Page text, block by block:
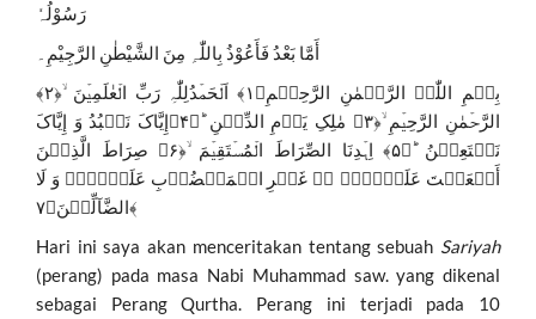
رَسُوْلُہٗ
أَمَّا بَعْدُ فَأَعُوْذُ بِاللّٰہِ مِنَ الشَّيْطٰنِ الرَّجِيْمِ۔
بِسۡمِ اللّٰہِ الرَّحۡمٰنِ الرَّحِیۡمِ﴿۱﴾ اَلۡحَمۡدُلِلّٰہِ رَبِّ الۡعٰلَمِیۡنَ ۙ﴿۲﴾
الرَّحۡمٰنِ الرَّحِیۡمِ ۙ﴿۳﴾ مٰلِکِ یَوۡمِ الدِّیۡنِ ؕ﴿۴﴾إِیَّاکَ نَعۡبُدُ وَ إِیَّاکَ
نَسۡتَعِیۡنُ ؕ﴿۵﴾ اِہۡدِنَا الصِّرَاطَ الۡمُسۡتَقِیۡمَ ۙ﴿۶﴾ صِرَاطَ الَّذِیۡنَ
أَنۡعَمۡتَ عَلَیۡہِمۡ ۬ۙ غَیۡرِ الۡمَغۡضُوۡبِ عَلَیۡہِمۡ وَ لَا
الضَّآلِّیۡنَ﴿۷﴾
Hari ini saya akan menceritakan tentang sebuah Sariyah
(perang) pada masa Nabi Muhammad saw. yang dikenal
sebagai Perang Qurtha. Perang ini terjadi pada 10